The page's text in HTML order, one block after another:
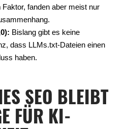
fanden aber meist nur
Bislang gibt es keine
dass LLMs.txt-Dateien einen
haben.
SEO BLEIBT
FÜR KI-